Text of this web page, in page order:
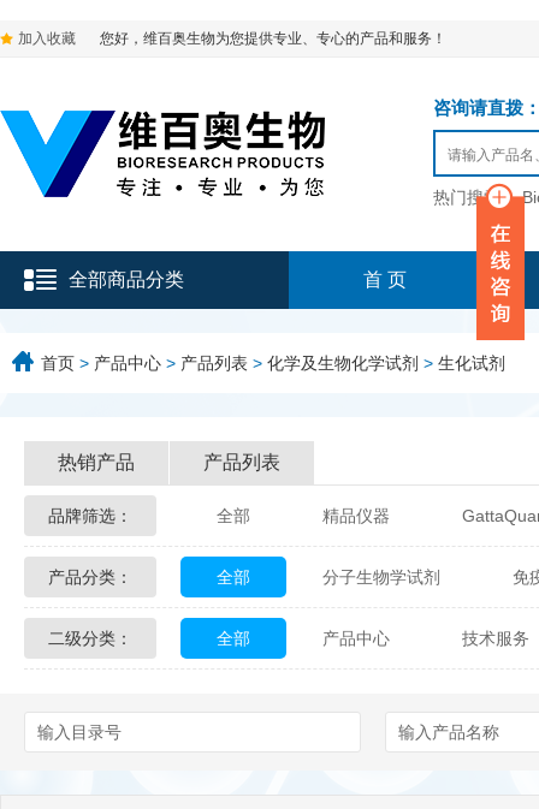
加入收藏 您好，维百奥生物为您提供专业、专心的产品和服务！
咨询请直拨
热门搜索：
全部商品分类 首 页
首页 > 产品中心 > 产品列表 > 化学及生物化学试剂 > 生化试剂
热销产品 产品列表
品牌筛选： 全部 精品仪器
Glycon Biochem Sterlitech
Echelon Biosciences Verichem
产品分类： 全部 分子生物学试剂 免
化学及生物化学试剂 材料学试剂
二级分类： 全部 产品中心 技术服务